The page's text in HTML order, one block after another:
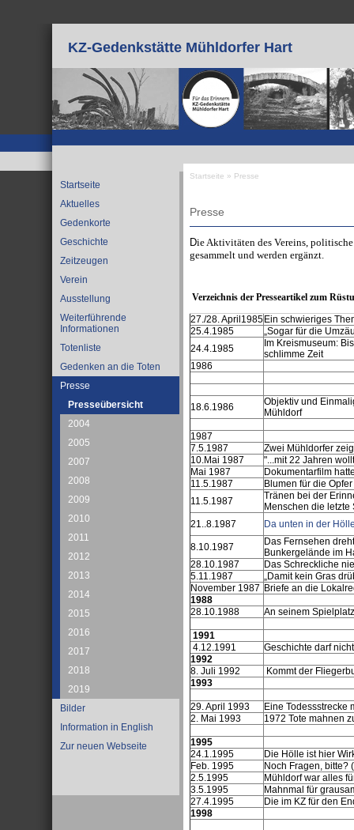
KZ-Gedenkstätte Mühldorfer Hart
Startseite
Aktuelles
Gedenkorte
Geschichte
Zeitzeugen
Verein
Ausstellung
Weiterführende
Informationen
Totenliste
Gedenken an die Toten
Presse
Presseübersicht
2004
2005
2007
2008
2009
2010
2011
2012
2013
2014
2015
2016
2017
2018
2019
Bilder
Information in English
Zur neuen Webseite
Startseite » Presse
Presse
Die Aktivitäten des Vereins,
gesammelt und werden ergänzt.
Verzeichnis der Presseartikel zum
27./28. April1985Ein schwieriges
25.4.1985
„Sogar für die
24.4.1985
Im Kreismuseum:
schlimme Zeit
1986
18.6.1986
Objektiv und
Mühldorf
1987
7.5.1987
Zwei Mühldorfer
10.Mai 1987
"...mit 22 Jahren
Mai 1987
Dokumentarfilm
11.5.1987
Blumen für die
11.5.1987
Tränen bei der
Menschen die letzte
21..8.1987
Da unten in der
8.10.1987
Das Fernsehen
Bunkergelände im
28.10.1987
Das Schreckliche
5.11.1987
„Damit kein Gras
November 1987 Briefe an die
1988
28.10.1988
An seinem
1991
4.12.1991
Geschichte darf
1992
8. Juli 1992
Kommt der
1993
29. April 1993
Eine Todessstrecke
2. Mai 1993
1972 Tote mahnen
1995
24.1.1995
Die Hölle ist hier
Feb. 1995
Noch Fragen, bitte?
2.5.1995
Mühldorf war alles
3.5.1995
Mahnmal für
27.4.1995
Die im KZ für den
1998